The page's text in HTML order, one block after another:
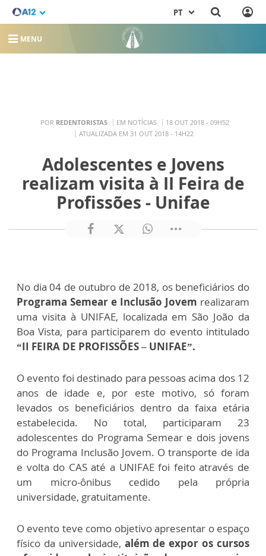
PT
MENU
POR REDENTORISTAS EM NOTÍCIAS
18 OUT 2018 - 09H52
ATUALIZADA EM 31 OUT 2018 - 14H22
Adolescentes e Jovens
realizam visita à II Feira de
Profissões - Unifae
No dia 04 de outubro de 2018, os beneficiários do
Programa Semear e Inclusão Jovem realizaram
uma visita à UNIFAE, localizada em São João da
Boa Vista, para participarem do evento intitulado
“II FEIRA DE PROFISSÕES – UNIFAE”.
O evento foi destinado para pessoas acima dos 12
anos de idade e, por este motivo, só foram
levados os beneficiários dentro da faixa etária
estabelecida. No total, participaram 23
adolescentes do Programa Semear e dois jovens
do Programa Inclusão Jovem. O transporte de ida
e volta do CAS até a UNIFAE foi feito através de
um micro-ônibus cedido pela própria
universidade, gratuitamente.
O evento teve como objetivo apresentar o espaço
físico da universidade, além de expor os cursos